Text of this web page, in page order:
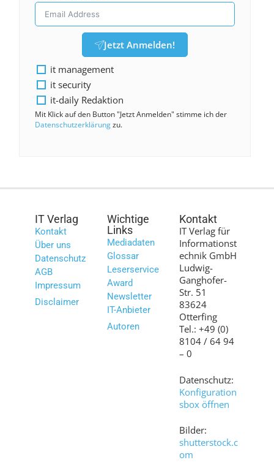
Jetzt Anmelden!
it management
it security
it-daily Redaktion
Mit Klick auf den Button "Jetzt Anmelden" stimme ich der
Datenschutzerklärungzu.
IT Verlag
Kontakt
Über uns
Datenschutz
AGB
Impressum
Disclaimer
Wichtige
Links
Mediadaten
Glossar
Leserservice
Award
Newsletter
IT-Anbieter
Autoren
Kontakt
IT Verlag für
Informationst
echnik GmbH
Ludwig-
Ganghofer-
Str. 51
83624
Otterfing
Tel.: +49 (0)
8104 / 64 94
– 0
Datenschutz:
Konfiguration
sbox öffnen
Bilder:
shutterstock.c
om